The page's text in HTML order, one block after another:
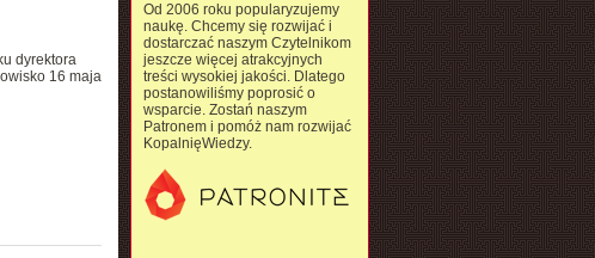
dyrektora
16 maja
Od 2006 roku popularyzujemy
naukę. Chcemy się rozwijać i
dostarczać naszym Czytelnikom
jeszcze więcej atrakcyjnych
treści wysokiej jakości. Dlatego
postanowiliśmy poprosić o
wsparcie. Zostań naszym
Patronem i pomóż nam rozwijać
KopalnięWiedzy.